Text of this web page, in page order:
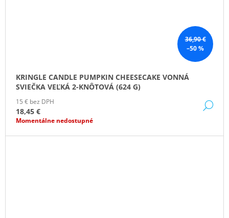
36,90 €
–50 %
KRINGLE CANDLE PUMPKIN CHEESECAKE VONNÁ
SVIEČKA VEĽKÁ 2-KNÔTOVÁ (624 G)
15 € bez DPH
18,45 €
Momentálne nedostupné